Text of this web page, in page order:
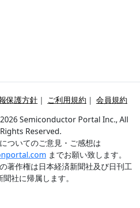
保護方針 ｜ ご利用規約 ｜ 会員規約
Semiconductor Portal Inc., All
Rights Reserved.
ついてのご意見・ご感想は
までお願い致します。
著作権は日本経済新聞社及び日刊工
聞社に帰属します。